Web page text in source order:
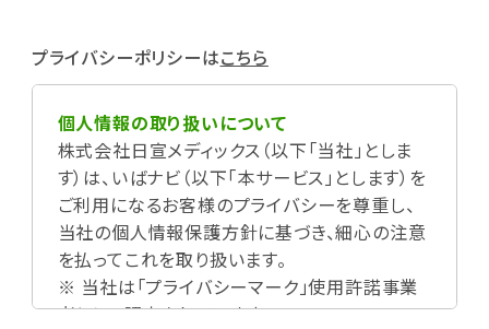
プライバシーポリシーはこちら
個人情報の取り扱いについて
株式会社日宣メディックス（以下「当社」としま
す）は、いばナビ（以下「本サービス」とします）を
ご利用になるお客様のプライバシーを尊重し、
当社の個人情報保護方針に基づき、細心の注意
を払ってこれを取り扱います。
※ 当社は「プライバシーマーク」使用許諾事業
者として認定されています。